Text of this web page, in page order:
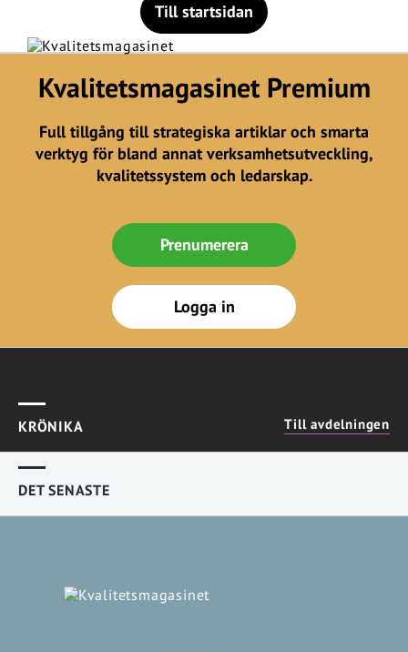
Till startsidan
Kvalitetsmagasinet Premium
Full tillgång till strategiska artiklar och smarta
verktyg för bland annat verksamhetsutveckling,
kvalitetssystem och ledarskap.
Prenumerera
Logga in
KRÖNIKA Till avdelningen
DET SENASTE